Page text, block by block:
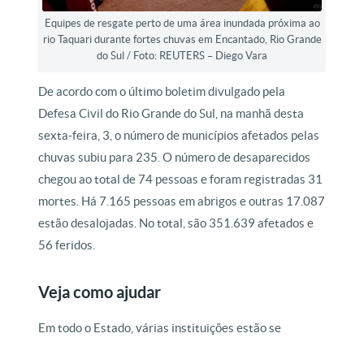
Equipes de resgate perto de uma área inundada próxima ao
rio Taquari durante fortes chuvas em Encantado, Rio Grande
do Sul / Foto: REUTERS – Diego Vara
De acordo com o último boletim divulgado pela
Defesa Civil do Rio Grande do Sul, na manhã desta
sexta-feira, 3, o número de municípios afetados pelas
chuvas subiu para 235. O número de desaparecidos
chegou ao total de 74 pessoas e foram registradas 31
mortes. Há 7.165 pessoas em abrigos e outras 17.087
estão desalojadas. No total, são 351.639 afetados e
56 feridos.
Veja como ajudar
Em todo o Estado, várias instituições estão se